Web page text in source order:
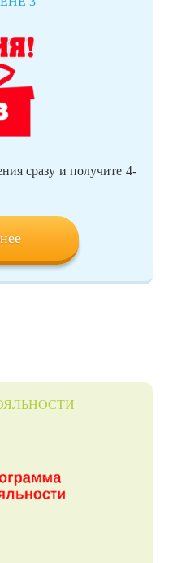
сразу и получите 4-